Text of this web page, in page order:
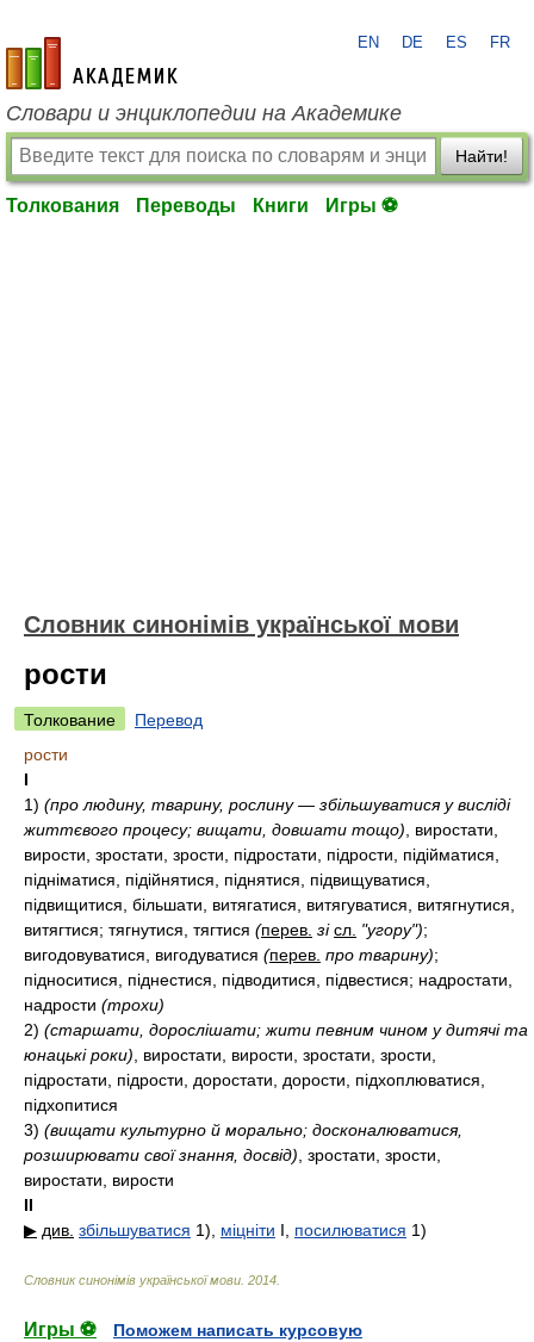
academic.ru
EN DE ES FR
Словари и энциклопедии на Академике
Найти!
Толкования Переводы Книги Игры ⚽
Словник синонімів української мови
рости
Толкование
Перевод
рости
I
1) (про людину, тварину, рослину — збільшуватися у висліді
життєвого процесу; вищати, довшати тощо) , виростати,
вирости, зростати, зрости, підростати, підрости, підійматися,
підніматися, підійнятися, піднятися, підвищуватися,
підвищитися, більшати, витягатися, витягуватися, витягнутися,
витягтися; тягнутися, тягтися (перев. зі сл. "угору");
вигодовуватися, вигодуватися (перев. про тварину);
підноситися, піднестися, підводитися, підвестися; надростати,
надрости (трохи)
2) (старшати, дорослішати; жити певним чином у дитячі та
юнацькі роки) , виростати, вирости, зростати, зрости,
підростати, підрости, доростати, дорости, підхоплюватися,
підхопитися
3) (вищати культурно й морально; досконалюватися,
розширювати свої знання, досвід) , зростати, зрости,
виростати, вирости
II
▶ див. збільшуватися 1) міцніти I посилюватися 1)
Словник синонімів української мови 2014
Игры ⚽
Поможем написать курсовую